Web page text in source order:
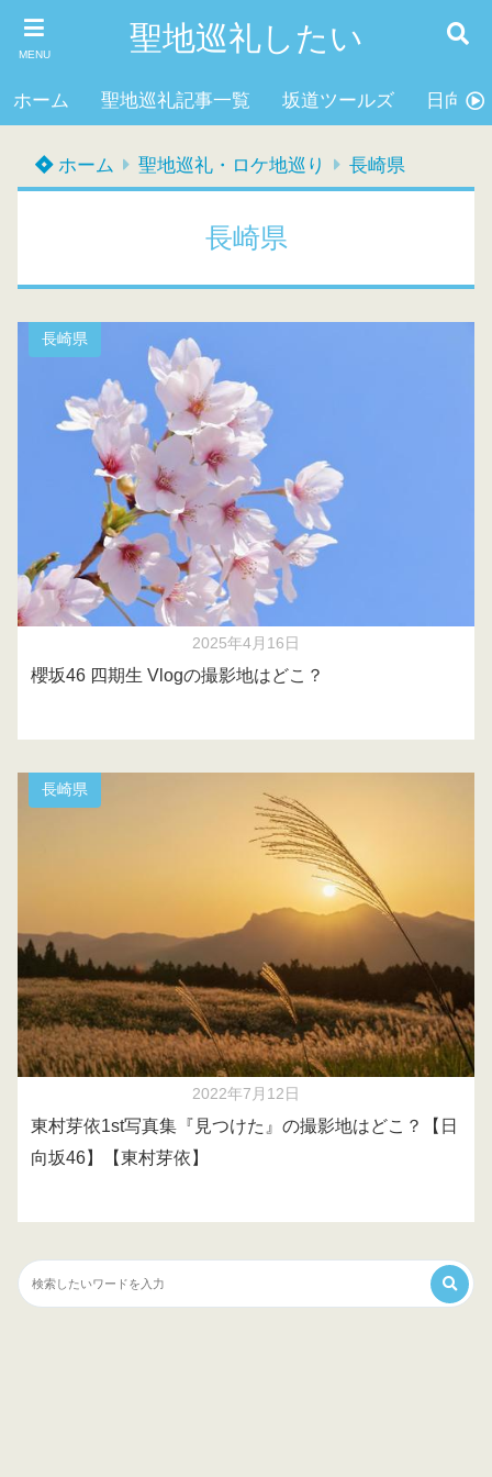
MENU 聖地巡礼したい
ホーム 聖地巡礼記事一覧 坂道ツールズ 日向坂
ホーム 聖地巡礼・ロケ地巡り 長崎県
長崎県
長崎県
2025年4月16日
櫻坂46 四期生 Vlogの撮影地はどこ？
長崎県
2022年7月12日
東村芽依1st写真集『見つけた』の撮影地はどこ？【日
向坂46】【東村芽依】